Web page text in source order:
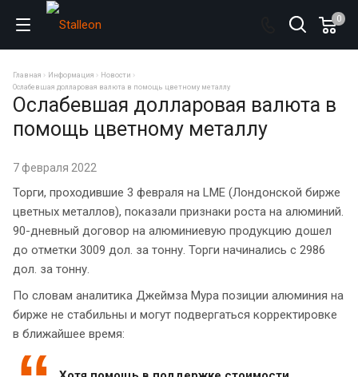
0
Главная Информация
Новости
Ослабевшая долларовая валюта в помощь цветному металлу
Ослабевшая долларовая валюта в
помощь цветному металлу
7 февраля 2022
Торги, проходившие 3 февраля на LME (Лондонской бирже
цветных металлов), показали признаки роста на алюминий.
90-дневный договор на алюминиевую продукцию дошел
до отметки 3009 дол. за тонну. Торги начинались с 2986
дол. за тонну.
По словам аналитика Джеймза Мура позиции алюминия на
бирже не стабильны и могут подвергаться корректировке
в ближайшее время: